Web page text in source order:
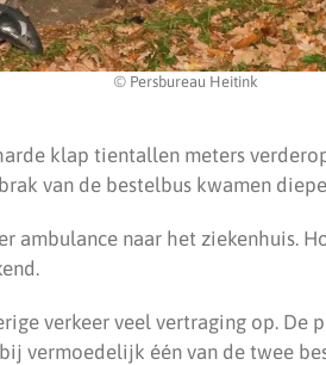
© Persbureau Heitink
klap tientallen meters
van de bestelbus kwamen
ambulance naar het ziekenhuis.
verkeer veel vertraging op. De
vermoedelijk één van de twee